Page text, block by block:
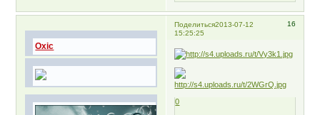
Поделиться 16
2013-07-12
15:25:25
Oxic
0